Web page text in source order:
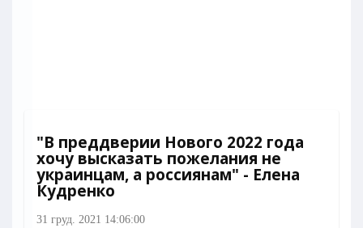
"В преддверии Нового 2022 года
хочу высказать пожелания не
украинцам, а россиянам" - Елена
Кудренко
31 груд. 2021 14:06:00